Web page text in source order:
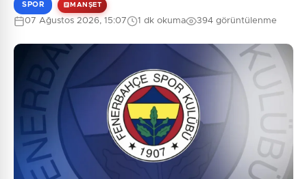
SPOR MANŞET
07 Ağustos 2026, 15:07 1 dk okuma 394 görüntülenme